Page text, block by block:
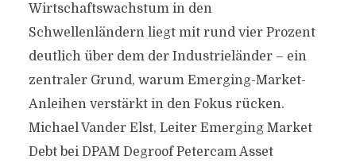
Wirtschaftswachstum in den
Schwellenländern liegt mit rund vier Prozent
deutlich über dem der Industrieländer – ein
zentraler Grund, warum Emerging-Market-
Anleihen verstärkt in den Fokus rücken.
Michael Vander Elst, Leiter Emerging Market
Debt bei DPAM Degroof Petercam Asset